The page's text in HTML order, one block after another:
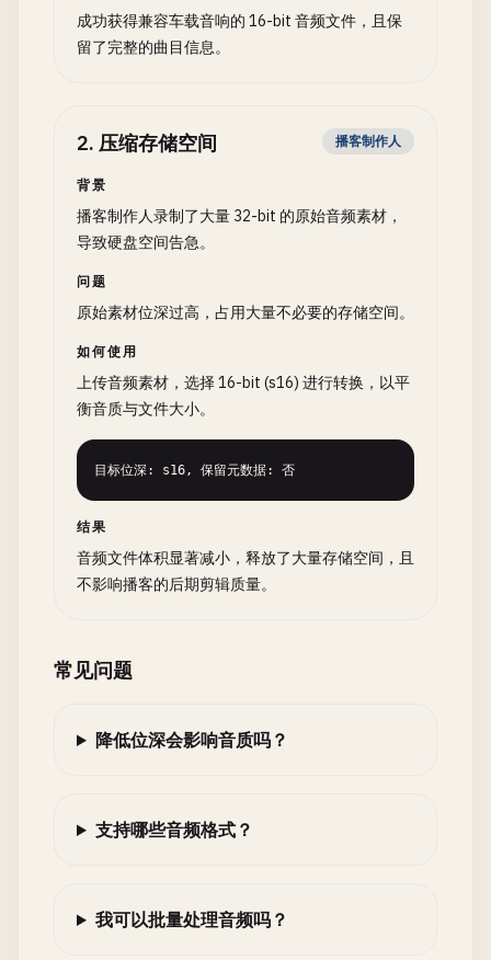
成功获得兼容车载音响的 16-bit 音频文件，且保
留了完整的曲目信息。
2. 压缩存储空间 播客制作人
背景
播客制作人录制了大量 32-bit 的原始音频素材，
导致硬盘空间告急。
问题
原始素材位深过高，占用大量不必要的存储空间。
如何使用
上传音频素材，选择 16-bit (s16) 进行转换，以平
衡音质与文件大小。
目标位深: s16, 保留元数据: 否
结果
音频文件体积显著减小，释放了大量存储空间，且
不影响播客的后期剪辑质量。
常见问题
降低位深会影响音质吗？
支持哪些音频格式？
我可以批量处理音频吗？